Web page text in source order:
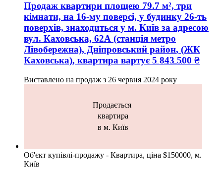
Продаж квартири площею 79.7 м², три
кімнати, на 16-му поверсі, у будинку 26-ть
поверхів, знаходиться у м. Київ за адресою
вул. Каховська, 62А (станція метро
Лівобережна), Дніпровський район, (ЖК
Каховська), квартира вартує 5 843 500 ₴
Виставлено на продаж з 26 червня 2024 року
Продається
квартира
в м. Київ
Об'єкт купівлі-продажу - Квартира, ціна $150000, м.
Київ